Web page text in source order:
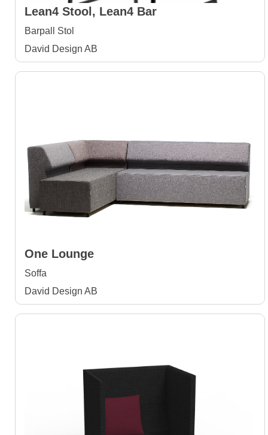
Lean4 Stool, Lean4 Bar
Barpall Stol
David Design AB
One Lounge
Soffa
David Design AB